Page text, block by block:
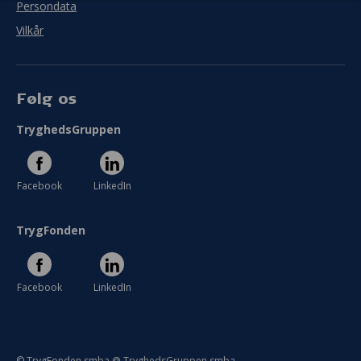
I meget ringe grad
Se hele evaluering
Persondata
Vilkår
Følg os
TryghedsGruppen
Facebook LinkedIn
TrygFonden
Facebook LinkedIn